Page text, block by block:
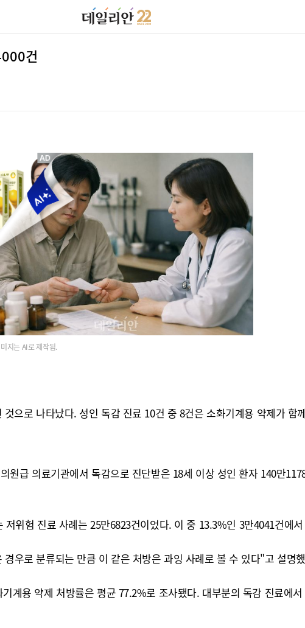
건
지는 AI로 제작됨.
으로 나타났다. 성인 독감 진료 10건 중 8건은 소화기계용 약제가 함
원급 의료기관에서 독감으로 진단받은 18세 이상 성인 환자 140만
위험 진료 사례는 25만6823건이었다. 이 중 13.3%인 3만4041건에
우로 분류되는 만큼 이 같은 처방은 과잉 사례로 볼 수 있다"고 설명
계용 약제 처방률은 평균 77.2%로 조사됐다. 대부분의 독감 진료에